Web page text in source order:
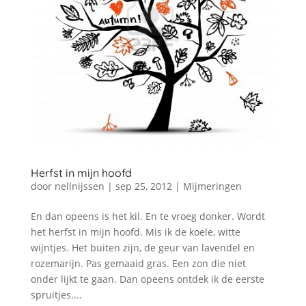
Herfst in mijn hoofd
door nellnijssen | sep 25, 2012| Mijmeringen
En dan opeens is het kil. En te vroeg donker. Wordt
het herfst in mijn hoofd. Mis ik de koele, witte
wijntjes. Het buiten zijn, de geur van lavendel en
rozemarijn. Pas gemaaid gras. Een zon die niet
onder lijkt te gaan. Dan opeens ontdek ik de eerste
spruitjes....